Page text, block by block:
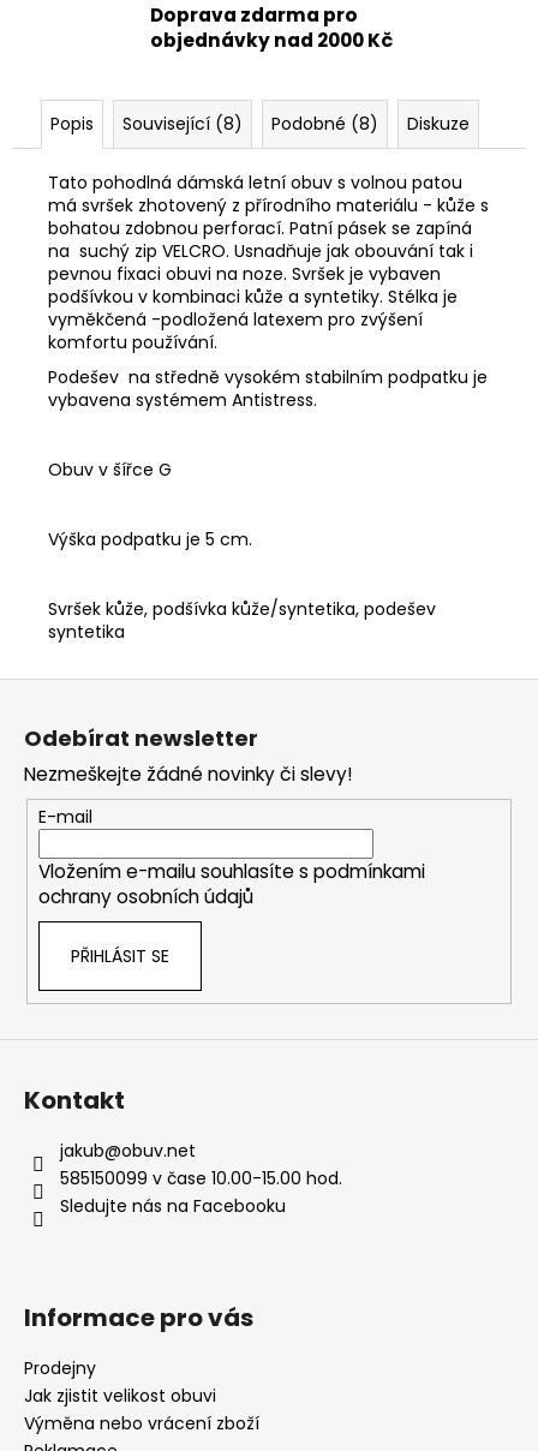
Doprava zdarma pro
objednávky nad 2000 Kč
Popis Související (8) Podobné (8) Diskuze
Tato pohodlná dámská letní obuv s volnou patou
má svršek zhotovený z přírodního materiálu - kůže s
bohatou zdobnou perforací. Patní pásek se zapíná
na suchý zip VELCRO. Usnadňuje jak obouvání tak i
pevnou fixaci obuvi na noze. Svršek je vybaven
podšívkou v kombinaci kůže a syntetiky. Stélka je
vyměkčená -podložená latexem pro zvýšení
komfortu používání.
Podešev na středně vysokém stabilním podpatku je
vybavena systémem Antistress.
Obuv v šířce G
Výška podpatku je 5 cm.
Svršek kůže, podšívka kůže/syntetika, podešev
syntetika
Z
Odebírat newsletter
Nezmeškejte žádné novinky či slevy!
E-mail
Vložením e-mailu souhlasíte s podmínkami
ochrany osobních údajů
PŘIHLÁSIT SE
Kontakt
jakub@obuv.net
585150099 v čase 10.00-15.00 hod.
Sledujte nás na Facebooku
Informace pro vás
Prodejny
Jak zjistit velikost obuvi
Výměna nebo vrácení zboží